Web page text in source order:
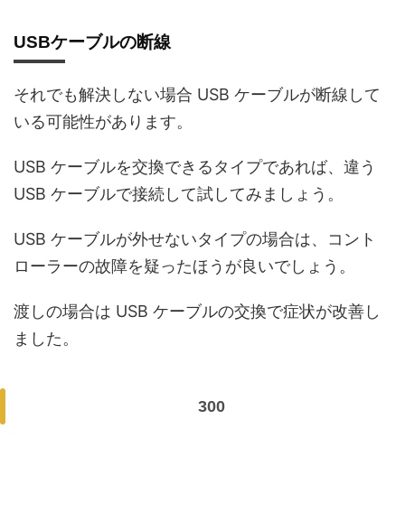
USBケーブルの断線
それでも解決しない場合 USB ケーブルが断線して
いる可能性があります。
USB ケーブルを交換できるタイプであれば、違う
USB ケーブルで接続して試してみましょう。
USB ケーブルが外せないタイプの場合は、コント
ローラーの故障を疑ったほうが良いでしょう。
渡しの場合は USB ケーブルの交換で症状が改善し
ました。
300